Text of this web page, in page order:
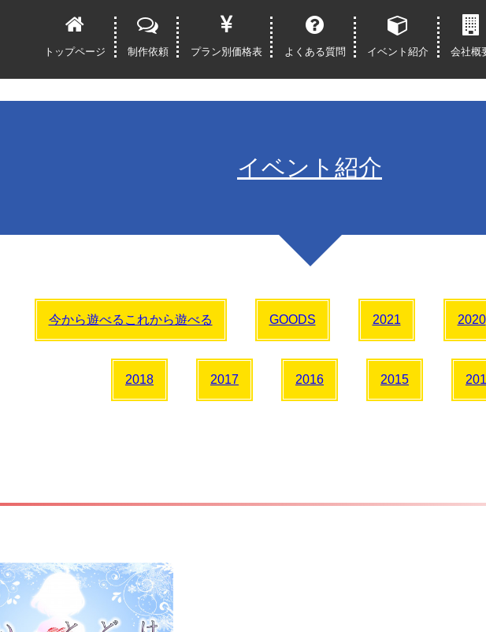
トップページ
制作依頼 プラン別価格表 よくある質問 イベント紹介 会社概
イベント紹介
今から遊べるこれから遊べる GOODS 2021 2020
2018 2017 2016 2015